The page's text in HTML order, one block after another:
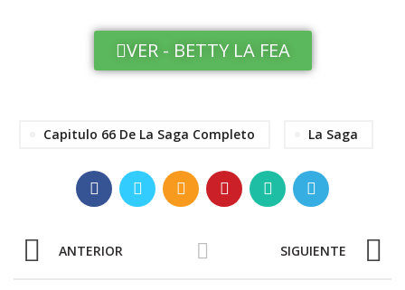
VER - BETTY LA FEA
Capitulo 66 De La Saga Completo La Saga
ANTERIOR SIGUIENTE